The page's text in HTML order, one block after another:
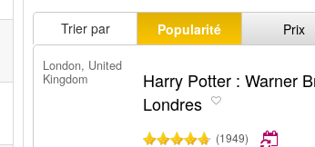
Trier par Popularité Prix
London, United
Kingdom
Harry Potter : Warner
Londres
(1949)